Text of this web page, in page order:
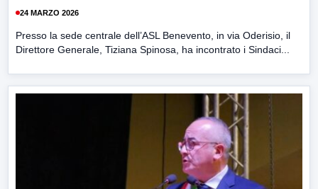
24 MARZO 2026
Presso la sede centrale dell’ASL Benevento, in via Oderisio, il
Direttore Generale, Tiziana Spinosa, ha incontrato i Sindaci...